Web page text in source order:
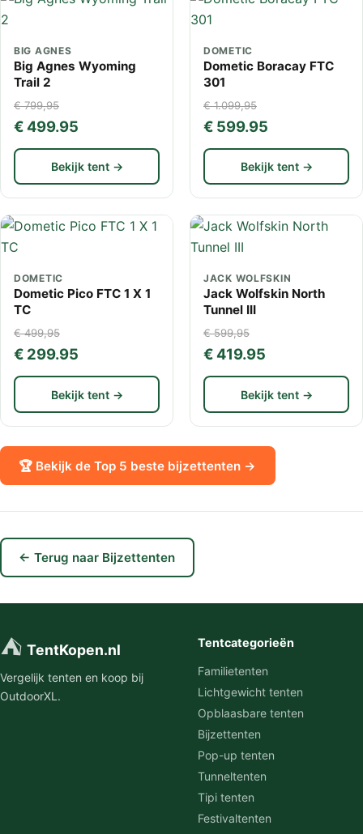
BIG AGNES
Big Agnes Wyoming
Trail 2
€ 799,95
€ 499.95
Bekijk tent →
DOMETIC
Dometic Boracay FTC
301
€ 1.099,95
€ 599.95
Bekijk tent →
DOMETIC
Dometic Pico FTC 1 X 1
TC
€ 499,95
€ 299.95
Bekijk tent →
JACK WOLFSKIN
Jack Wolfskin North
Tunnel III
€ 599,95
€ 419.95
Bekijk tent →
🏆 Bekijk de Top 5 beste bijzettenten →
← Terug naar Bijzettenten
⛺ TentKopen.nl
Vergelijk tenten en koop bij
OutdoorXL.
Tentcategorieën
Familietenten
Lichtgewicht tenten
Opblaasbare tenten
Bijzettenten
Pop-up tenten
Tunneltenten
Tipi tenten
Festivaltenten